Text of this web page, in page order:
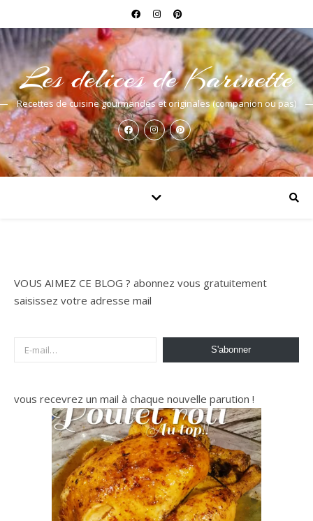
Les delices de Karinette
Recettes de cuisine gourmandes et originales (companion ou pas)
VOUS AIMEZ CE BLOG ? abonnez vous gratuitement
saisissez votre adresse mail
S'abonner
vous recevrez un mail à chaque nouvelle parution !